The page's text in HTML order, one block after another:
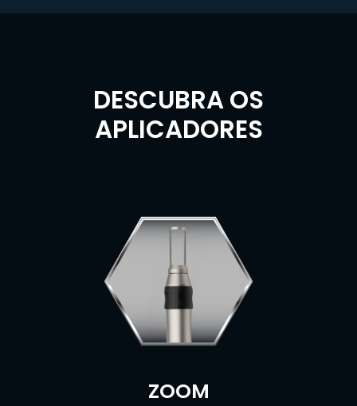
DESCUBRA OS
APLICADORES
ZOOM